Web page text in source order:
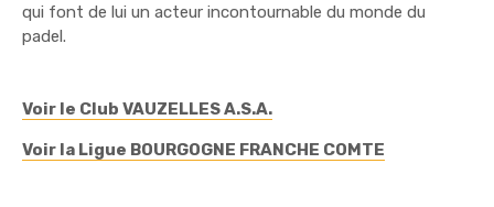
qui font de lui un acteur incontournable du monde du
padel.
Voir le Club VAUZELLES A.S.A.
Voir la Ligue BOURGOGNE FRANCHE COMTE